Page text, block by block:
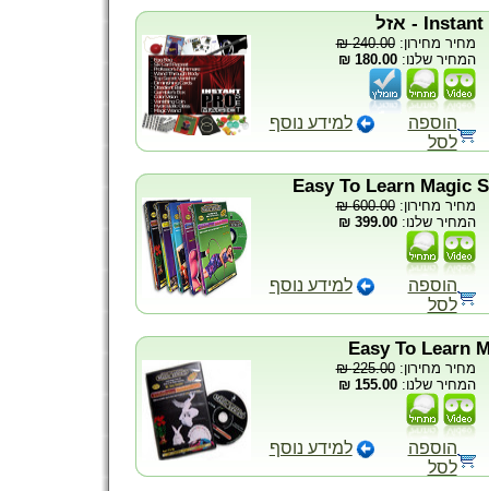
מחיר מחירון:240.00 ₪
המחיר שלנו:180.00 ₪
הוספה
לסל
למידע נוסף
Easy To Learn Magic
מחיר מחירון:600.00 ₪
המחיר שלנו:399.00 ₪
הוספה
לסל
למידע נוסף
Easy To Learn
מחיר מחירון:225.00 ₪
המחיר שלנו:155.00 ₪
הוספה
לסל
למידע נוסף